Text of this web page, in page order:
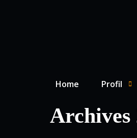
Home
Profil
Archives